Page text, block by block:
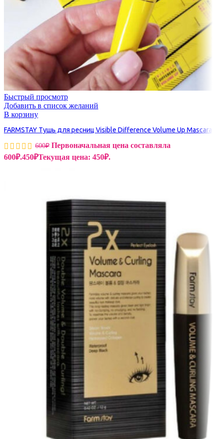
Быстрый просмотр
Добавить в список желаний
В корзину
FARMSTAY Тушь для ресниц Visible Difference Volume Up Mascara
600₽ Первоначальная цена составляла
600₽.450₽Текущая цена: 450₽.